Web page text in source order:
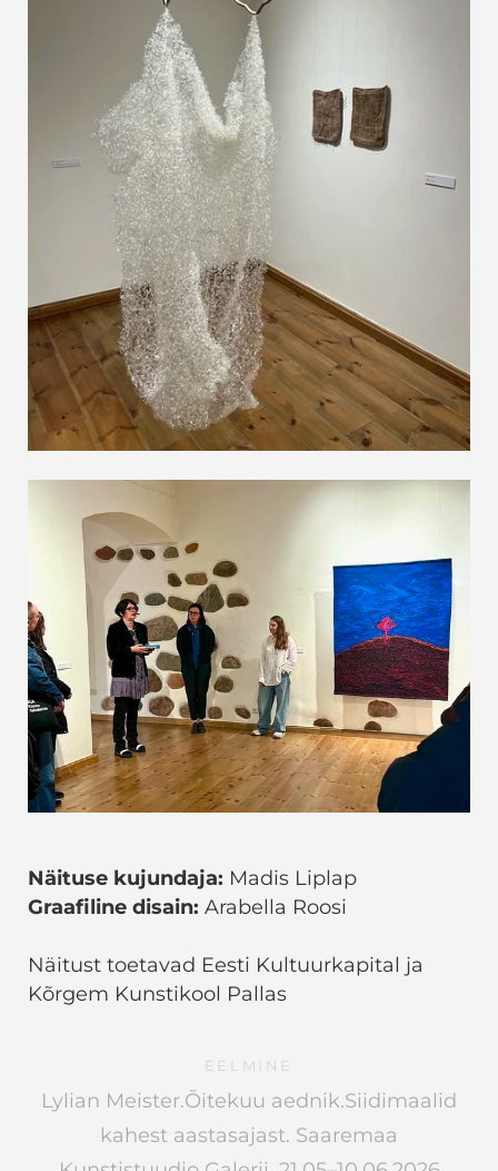
Näituse kujundaja: Madis Liplap
Graafiline disain: Arabella Roosi
Näitust toetavad Eesti Kultuurkapital ja
Kõrgem Kunstikool Pallas
EELMINE
Lylian Meister.Õitekuu aednik.Siidimaalid
kahest aastasajast. Saaremaa